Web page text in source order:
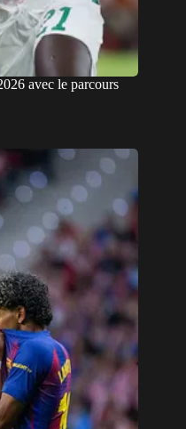
avec le parcours